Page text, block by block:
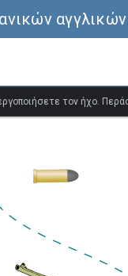
αγγλικών
τον ήχο.